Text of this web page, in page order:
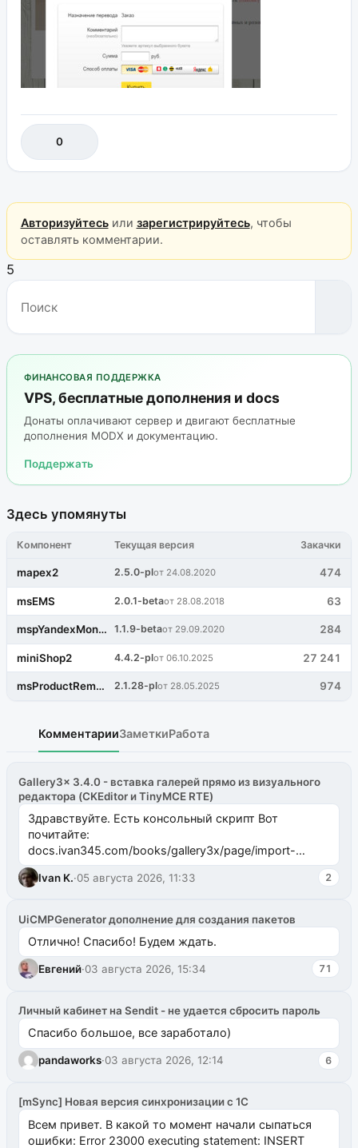
0
Авторизуйтесьили зарегистрируйтесь, чтобы
оставлять комментарии.
5
ФИНАНСОВАЯ ПОДДЕРЖКА
VPS, бесплатные дополнения и docs
Донаты оплачивают сервер и двигают бесплатные
дополнения MODX и документацию.
Поддержать
Здесь упомянуты
Компонент Текущая версия Закачки
mapex2 2.5.0-plот 24.08.2020 474
msEMS 2.0.1-betaот 28.08.2018 63
mspYandexMoney 1.1.9-betaот 29.09.2020 284
miniShop2 4.4.2-plот 06.10.2025 27 241
msProductRemains 2.1.28-plот 28.05.2025 974
КомментарииЗаметкиРабота
Gallery3x 3.4.0 - вставка галерей прямо из визуального
редактора (CKEditor и TinyMCE RTE)
Здравствуйте. Есть консольный скрипт Вот
почитайте:
docs.ivan345.com/books/gallery3x/page/import-
ms2galleryphp
Ivan K.·05 августа 2026, 11:33 2
UiCMPGenerator дополнение для создания пакетов
Отлично! Спасибо! Будем ждать.
Евгений·03 августа 2026, 15:34 71
Личный кабинет на Sendit - не удается сбросить пароль
Спасибо большое, все заработало)
pandaworks·03 августа 2026, 12:14 6
[mSync] Новая версия синхронизации с 1С
Всем привет. В какой то момент начали сыпаться
ошибки: Error 23000 executing statement: INSERT